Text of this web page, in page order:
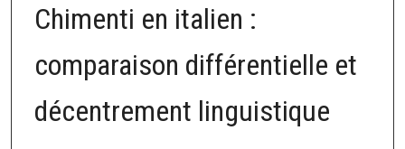
Chimenti en italien :
comparaison différentielle et
décentrement linguistique